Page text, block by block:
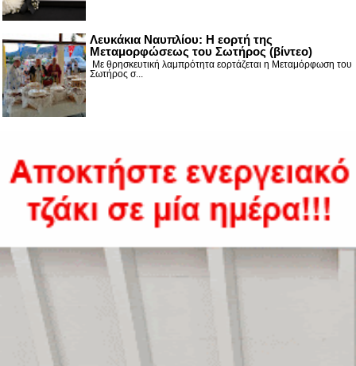
Λευκάκια Ναυπλίου: Η εορτή της
Μεταμορφώσεως του Σωτήρος (βίντεο)
Με θρησκευτική λαμπρότητα εορτάζεται η Μεταμόρφωση του
Σωτήρος σ...